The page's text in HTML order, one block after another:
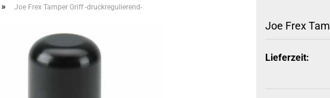
» Joe Frex Tamper Griff -druckregulierend-
Joe Frex
Lieferzeit: